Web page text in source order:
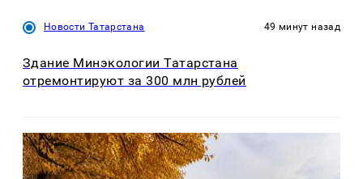
Новости Татарстана 49 минут назад
Здание Минэкологии Татарстана
отремонтируют за 300 млн рублей